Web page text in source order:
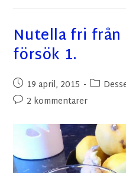
Nutella fri
försök 1.
19 april, 2015
2 kommentarer